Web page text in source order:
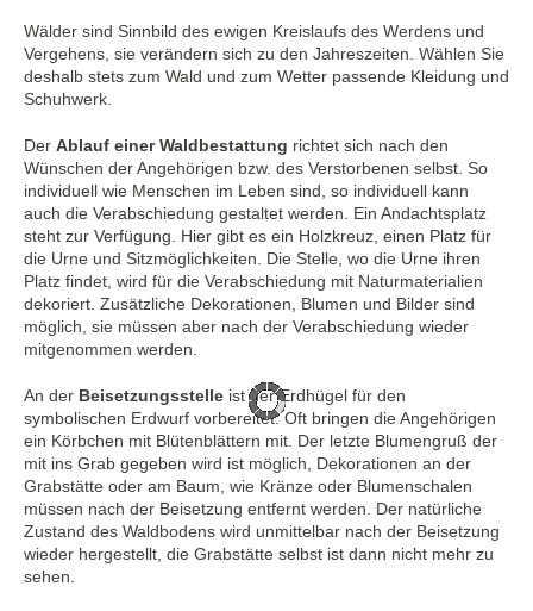
Wälder sind Sinnbild des ewigen Kreislaufs des Werdens und
Vergehens, sie verändern sich zu den Jahreszeiten. Wählen Sie
deshalb stets zum Wald und zum Wetter passende Kleidung und
Schuhwerk.
Der Ablauf einer Waldbestattung richtet sich nach den
Wünschen der Angehörigen bzw. des Verstorbenen selbst. So
individuell wie Menschen im Leben sind, so individuell kann
auch die Verabschiedung gestaltet werden. Ein Andachtsplatz
steht zur Verfügung. Hier gibt es ein Holzkreuz, einen Platz für
die Urne und Sitzmöglichkeiten. Die Stelle, wo die Urne ihren
Platz findet, wird für die Verabschiedung mit Naturmaterialien
dekoriert. Zusätzliche Dekorationen, Blumen und Bilder sind
möglich, sie müssen aber nach der Verabschiedung wieder
mitgenommen werden.
An der Beisetzungsstelle ist der Erdhügel für den
symbolischen Erdwurf vorbereitet. Oft bringen die Angehörigen
ein Körbchen mit Blütenblättern mit. Der letzte Blumengruß der
mit ins Grab gegeben wird ist möglich, Dekorationen an der
Grabstätte oder am Baum, wie Kränze oder Blumenschalen
müssen nach der Beisetzung entfernt werden. Der natürliche
Zustand des Waldbodens wird unmittelbar nach der Beisetzung
wieder hergestellt, die Grabstätte selbst ist dann nicht mehr zu
sehen.